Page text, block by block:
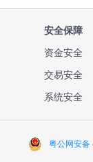
安全保障
资金安全
交易安全
系统安全
粤公网安备